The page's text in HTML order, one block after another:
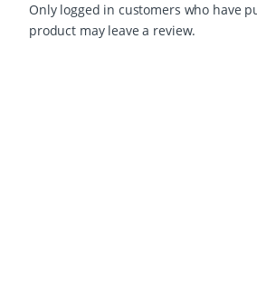
Only logged in customers who have
product may leave a review.